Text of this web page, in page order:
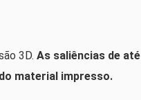
3D. As saliências de até
material impresso.